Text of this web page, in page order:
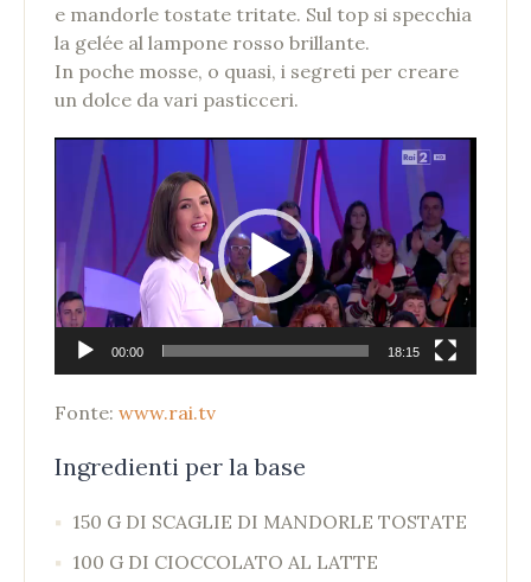
e mandorle tostate tritate. Sul top si specchia
la gelée al lampone rosso brillante.
In poche mosse, o quasi, i segreti per creare
un dolce da vari pasticceri.
Video
Player
00:00 18:15
Fonte: www.rai.tv
Ingredienti per la base
150 G DI SCAGLIE DI MANDORLE TOSTATE
100 G DI CIOCCOLATO AL LATTE